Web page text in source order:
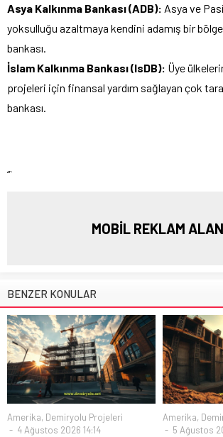
Asya Kalkınma Bankası (ADB): Asya ve
yoksulluğu azaltmaya kendini adamış bir
bankası.
İslam Kalkınma Bankası (IsDB): Üye
projeleri için finansal yardım sağlayan çok
bankası.
“`
MOBİL REKLAM
BENZER KONULAR
Amerika, Demiryolu Projeleri
4 Ağustos 2026 14:14
Amerika,
5 Ağustos